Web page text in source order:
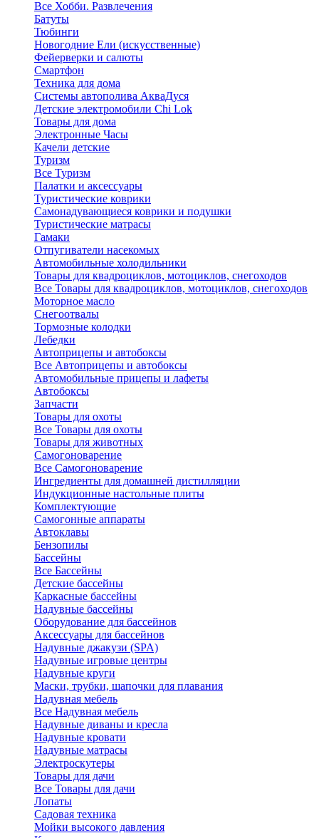
Все Хобби. Развлечения
Батуты
Тюбинги
Новогодние Ели (искусственные)
Фейерверки и салюты
Смартфон
Техника для дома
Системы автополива АкваДуся
Детские электромобили Chi Lok
Товары для дома
Электронные Часы
Качели детские
Туризм
Все Туризм
Палатки и аксессуары
Туристические коврики
Самонадувающиеся коврики и подушки
Туристические матрасы
Гамаки
Отпугиватели насекомых
Автомобильные холодильники
Товары для квадроциклов, мотоциклов, снегоходов
Все Товары для квадроциклов, мотоциклов, снегоходов
Моторное масло
Снегоотвалы
Тормозные колодки
Лебедки
Автоприцепы и автобоксы
Все Автоприцепы и автобоксы
Автомобильные прицепы и лафеты
Автобоксы
Запчасти
Товары для охоты
Все Товары для охоты
Товары для животных
Самогоноварение
Все Самогоноварение
Ингредиенты для домашней дистилляции
Индукционные настольные плиты
Комплектующие
Самогонные аппараты
Автоклавы
Бензопилы
Бассейны
Все Бассейны
Детские бассейны
Каркасные бассейны
Надувные бассейны
Оборудование для бассейнов
Аксессуары для бассейнов
Надувные джакузи (SPA)
Надувные игровые центры
Надувные круги
Маски, трубки, шапочки для плавания
Надувная мебель
Все Надувная мебель
Надувные диваны и кресла
Надувные кровати
Надувные матрасы
Электроскутеры
Товары для дачи
Все Товары для дачи
Лопаты
Садовая техника
Мойки высокого давления